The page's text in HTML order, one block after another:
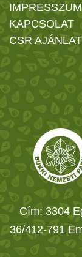
IMPRESSZUM
KAPCSOLAT
CSR AJÁNLAT
Cím: 3304
36/412-791